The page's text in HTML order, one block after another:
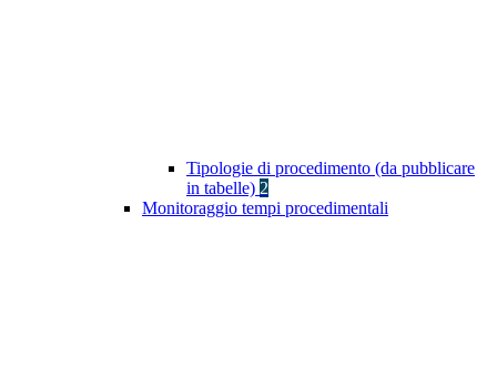
Tipologie di procedimento (da pubblicare
in tabelle) 2
Monitoraggio tempi procedimentali